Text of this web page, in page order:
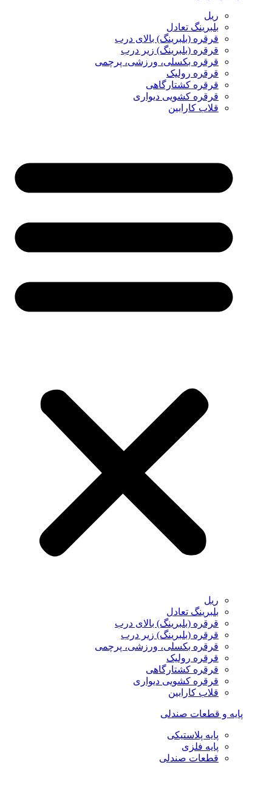
ریل
بلبرینگ تعادل
قرقره (بلبرینگ) بالای درب
قرقره (بلبرینگ) زیر درب
قرقره بکسلی، ورزشی، پرچمی
قرقره رولیک
قرقره کشتارگاهی
قرقره کشویی دیواری
قلاب کارابین
ریل
بلبرینگ تعادل
قرقره (بلبرینگ) بالای درب
قرقره (بلبرینگ) زیر درب
قرقره بکسلی، ورزشی، پرچمی
قرقره رولیک
قرقره کشتارگاهی
قرقره کشویی دیواری
قلاب کارابین
پایه و قطعات صندلی
پایه پلاستیکی
پایه فلزی
قطعات صندلی